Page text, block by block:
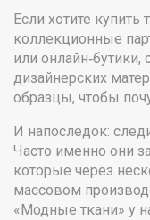
Если хотите
коллекционные
или
дизайнерских
образцы, чтобы
И напоследок:
Часто именно они
которые через
массовом
«Модные ткани» у